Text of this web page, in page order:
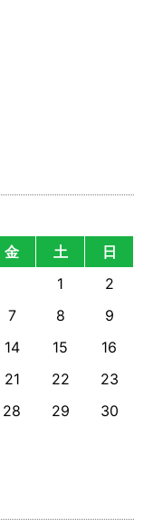
金 土
日
1
2
7 8
9
14 15
16
21 22
23
28 29
30